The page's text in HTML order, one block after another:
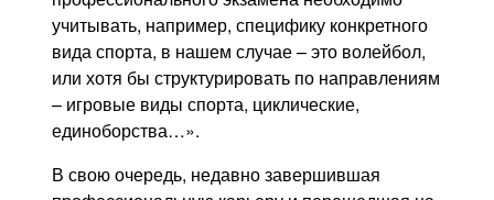
учитывать, например, специфику конкретного
вида спорта, в нашем случае – это волейбол,
или хотя бы структурировать по направлениям
– игровые виды спорта, циклические,
единоборства…».
В свою очередь, недавно завершившая